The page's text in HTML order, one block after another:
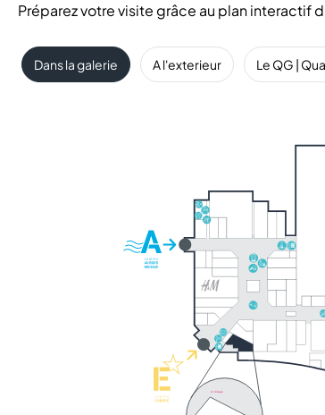
Préparez votre visite grâce au plan interactif
Dans la galerie A l'exterieur Le QG |
A l’étage